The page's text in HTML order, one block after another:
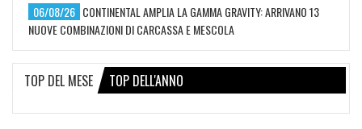
06/08/26 CONTINENTAL AMPLIA LA GAMMA GRAVITY: ARRIVANO 13
NUOVE COMBINAZIONI DI CARCASSA E MESCOLA
TOP DEL MESE TOP DELL'ANNO